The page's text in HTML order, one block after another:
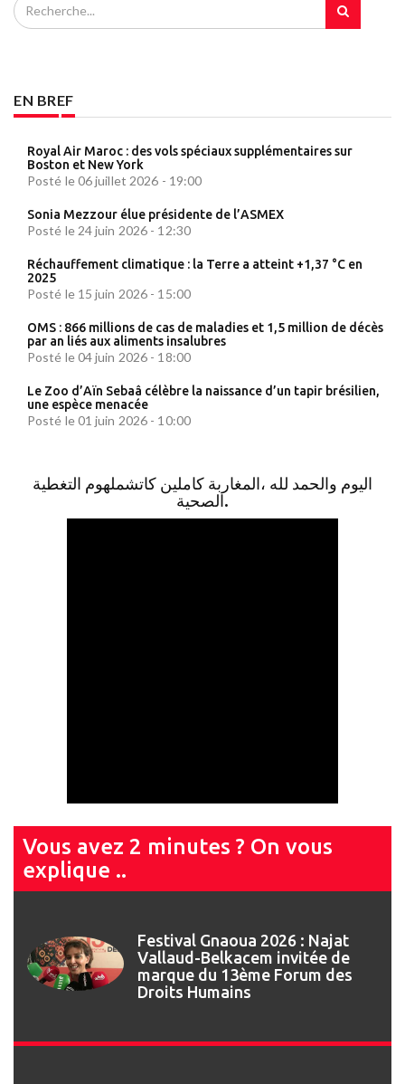
EN BREF
Royal Air Maroc : des vols spéciaux supplémentaires sur
Boston et New York
Posté le 06 juillet 2026 - 19:00
Sonia Mezzour élue présidente de l’ASMEX
Posté le 24 juin 2026 - 12:30
Réchauffement climatique : la Terre a atteint +1,37 °C en
2025
Posté le 15 juin 2026 - 15:00
OMS : 866 millions de cas de maladies et 1,5 million de décès
par an liés aux aliments insalubres
Posté le 04 juin 2026 - 18:00
Le Zoo d’Aïn Sebaâ célèbre la naissance d’un tapir brésilien,
une espèce menacée
Posté le 01 juin 2026 - 10:00
اليوم والحمد لله ،المغاربة كاملين كاتشملهوم التغطية
الصحية.
Vous avez 2 minutes ? On vous
explique ..
Festival Gnaoua 2026 : Najat
Vallaud-Belkacem invitée de
marque du 13ème Forum des
Droits Humains